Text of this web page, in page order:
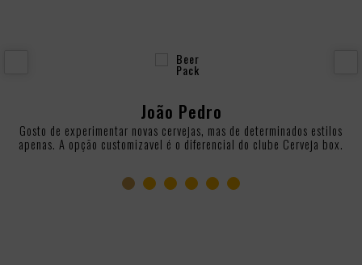
João Pedro
Gosto de experimentar novas cervejas, mas de determinados estilos
apenas. A opção customizavel é o diferencial do clube Cerveja box.